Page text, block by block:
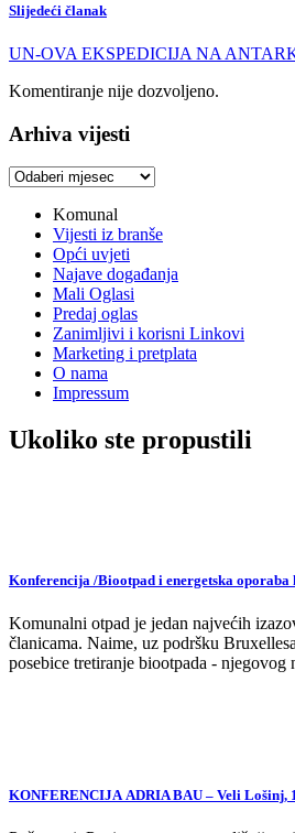
Slijedeći članak
UN-OVA EKSPEDICIJA NA
Komentiranje nije dozvoljeno.
Arhiva vijesti
Arhiva
Komunal
Vijesti iz branše
Opći uvjeti
Najave događanja
Mali Oglasi
Predaj oglas
Zanimljivi i korisni Linkovi
Marketing i pretplata
O nama
Impressum
Ukoliko ste propustili
Konferencija /Biootpad i energetska
Komunalni otpad je jedan najvećih
članicama. Naime, uz podršku
posebice tretiranje biootpada -
KONFERENCIJA ADRIA BAU – Veli Lošinj,